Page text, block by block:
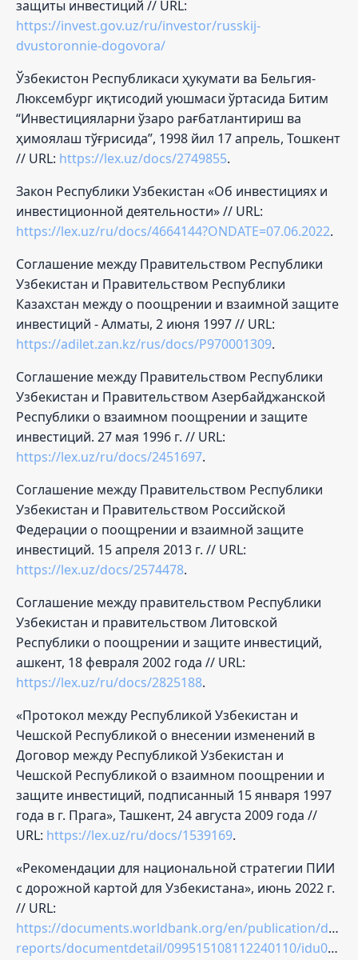
защиты инвестиций // URL:
https://invest.gov.uz/ru/investor/russkij-
dvustoronnie-dogovora/
Ўзбекистон Республикаси ҳукумати ва Бельгия-
Люксембург иқтисодий уюшмаси ўртасида Битим
“Инвестицияларни ўзаро рағбатлантириш ва
ҳимоялаш тўғрисида”, 1998 йил 17 апрель, Тошкент
// URL: https://lex.uz/docs/2749855.
Закон Республики Узбекистан «Об инвестициях и
инвестиционной деятельности» // URL:
https://lex.uz/ru/docs/4664144?ONDATE=07.06.2022.
Соглашение между Правительством Республики
Узбекистан и Правительством Республики
Казахстан между о поощрении и взаимной защите
инвестиций - Алматы, 2 июня 1997 // URL:
https://adilet.zan.kz/rus/docs/P970001309.
Соглашение между Правительством Республики
Узбекистан и Правительством Азербайджанской
Республики о взаимном поощрении и защите
инвестиций. 27 мая 1996 г. // URL:
https://lex.uz/ru/docs/2451697.
Соглашение между Правительством Республики
Узбекистан и Правительством Российской
Федерации о поощрении и взаимной защите
инвестиций. 15 апреля 2013 г. // URL:
https://lex.uz/docs/2574478.
Соглашение между правительством Республики
Узбекистан и правительством Литовской
Республики о поощрении и защите инвестиций,
ашкент, 18 февраля 2002 года // URL:
https://lex.uz/ru/docs/2825188.
«Протокол между Республикой Узбекистан и
Чешской Республикой о внесении изменений в
Договор между Республикой Узбекистан и
Чешской Республикой о взаимном поощрении и
защите инвестиций, подписанный 15 января 1997
года в г. Прага», Ташкент, 24 августа 2009 года //
URL: https://lex.uz/ru/docs/1539169.
«Рекомендации для национальной стратегии ПИИ
с дорожной картой для Узбекистана», июнь 2022 г.
// URL:
https://documents.worldbank.org/en/publication/
reports/documentdetail/099515108112240110/idu0efe43a120f8bd0